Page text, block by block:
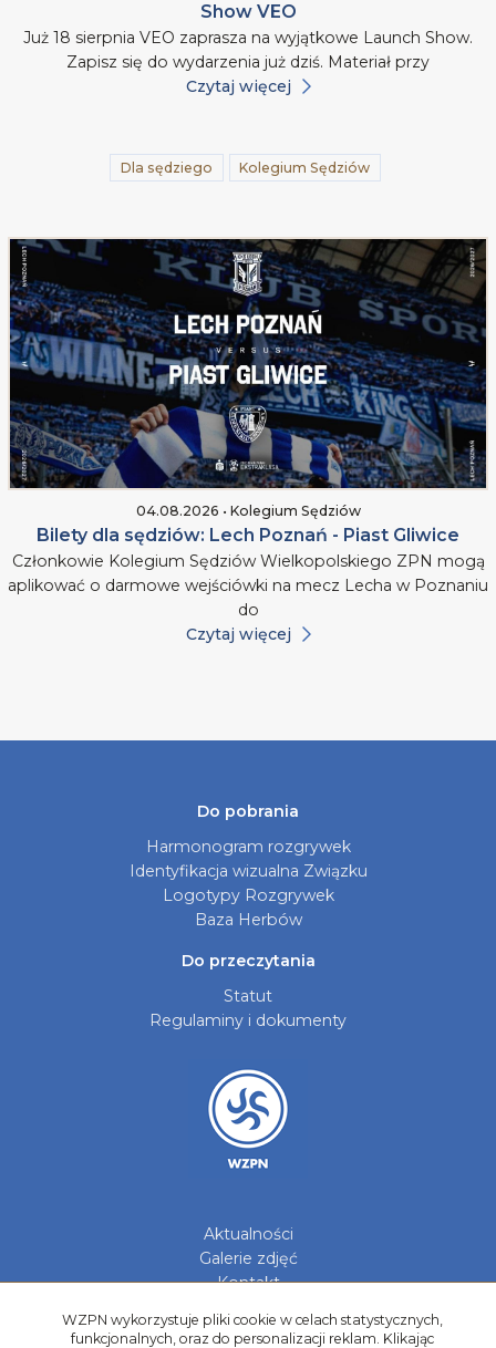
Show VEO
Już 18 sierpnia VEO zaprasza na wyjątkowe Launch Show.
Zapisz się do wydarzenia już dziś. Materiał przy
Czytaj więcej
Dla sędziego Kolegium Sędziów
04.08.2026 • Kolegium Sędziów
Bilety dla sędziów: Lech Poznań - Piast Gliwice
Członkowie Kolegium Sędziów Wielkopolskiego ZPN mogą
aplikować o darmowe wejściówki na mecz Lecha w Poznaniu
do
Czytaj więcej
Do pobrania
Harmonogram rozgrywek
Identyfikacja wizualna Związku
Logotypy Rozgrywek
Baza Herbów
Do przeczytania
Statut
Regulaminy i dokumenty
Aktualności
Galerie zdjęć
Kontakt
Kadry Regionów
WZPN wykorzystuje pliki cookie w celach statystycznych,
funkcjonalnych, oraz do personalizacji reklam. Klikając